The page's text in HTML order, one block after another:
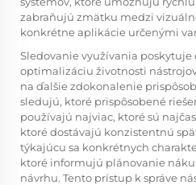
zabraňujú zmätku medzi
konkrétne aplikácie určenými
Sledovanie využívania poskytuje
optimalizáciu životnosti
na ďalšie zdokonalenie
sledujú, ktoré prispôsobené
používajú najviac, ktoré sú
ktoré dostávajú konzistentnú
týkajúcu sa konkrétnych
ktoré informujú plánovanie
návrhu. Tento prístup k správe